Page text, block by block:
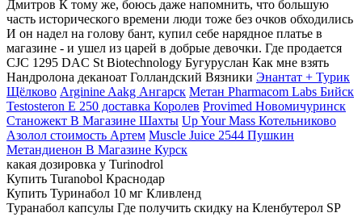
Дмитров К тому же, боюсь даже напомнить, что большую
часть исторического времени люди тоже без очков обходились
И он надел на голову бант, купил себе нарядное платье в
магазине - и ушел из царей в добрые девочки. Где продается
CJC 1295 DAC St Biotechnology Бугуруслан Как мне взять
Нандролона деканоат Голландский Вязники Энантат + Турик
Щёлково Arginine Aakg Ангарск Метан Pharmacom Labs Бийск
Testosteron E 250 доставка Королев Provimed Новомичуринск
Станожект В Магазине Шахты Up Your Mass Котельниково
Азолол стоимость Артем Muscle Juice 2544 Пушкин
Метандиенон В Магазине Курск
какая дозировка у Turinodrol
Купить Turanobol Краснодар
Купить Туринабол 10 мг Кливленд
Туранабол капсулы Где получить скидку на Кленбутерол SP